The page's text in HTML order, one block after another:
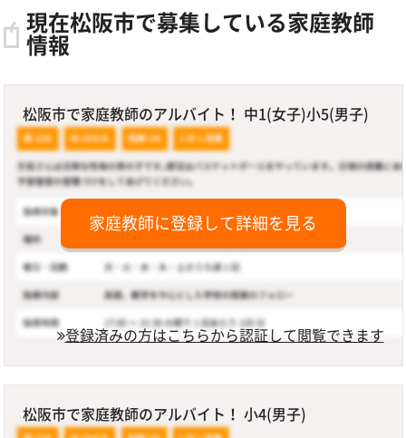
現在松阪市で募集している家庭教師
情報
松阪市で家庭教師のアルバイト！ 中1(女子)小5(男子)
家庭教師に登録して詳細を見る
登録済みの方はこちらから認証して閲覧できます
松阪市で家庭教師のアルバイト！ 小4(男子)